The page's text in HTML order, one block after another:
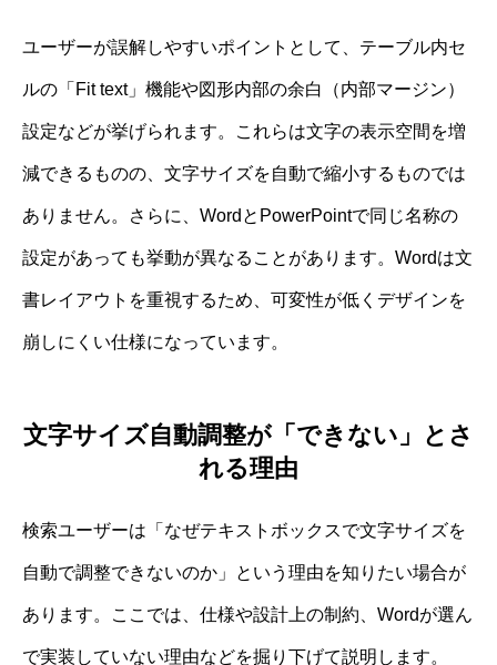
ユーザーが誤解しやすいポイントとして、テーブル内セ
ルの「Fit text」機能や図形内部の余白（内部マージン）
設定などが挙げられます。これらは文字の表示空間を増
減できるものの、文字サイズを自動で縮小するものでは
ありません。さらに、WordとPowerPointで同じ名称の
設定があっても挙動が異なることがあります。Wordは文
書レイアウトを重視するため、可変性が低くデザインを
崩しにくい仕様になっています。
文字サイズ自動調整が「できない」とさ
れる理由
検索ユーザーは「なぜテキストボックスで文字サイズを
自動で調整できないのか」という理由を知りたい場合が
あります。ここでは、仕様や設計上の制約、Wordが選ん
で実装していない理由などを掘り下げて説明します。